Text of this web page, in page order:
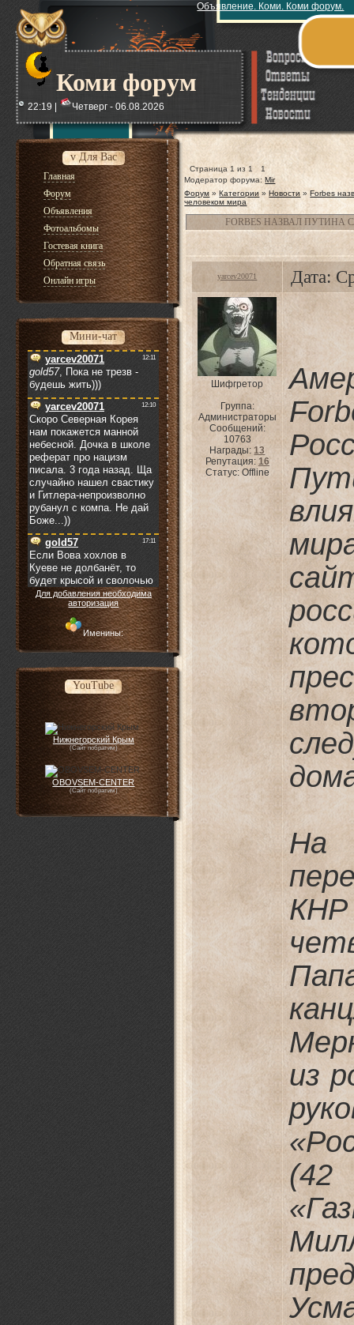
Коми форум
Объявление. Коми. Коми форум.
22:19 | Четверг - 06.08.2026
v Для Вас
Главная
Форум
Объявления
Фотоальбомы
Гостевая книга
Обратная связь
Онлайн игры
Мини-чат
Для добавления необходима
авторизация
Именины:
YouTube
Нижнегорский Крым
(Сайт побратим)
OBOVSEM-CENTER
(Сайт побратим)
Страница 1 из1
1
Модератор форума:Mir
Форум » Категории » Новости » Forbes
человеком мира
FORBES НАЗВАЛ
yarcev20071 Дата:
Шифгретор
Группа:
Администраторы
Сообщений:
10763
Награды:13
Репутация: 16
Статус: Offline
На
из